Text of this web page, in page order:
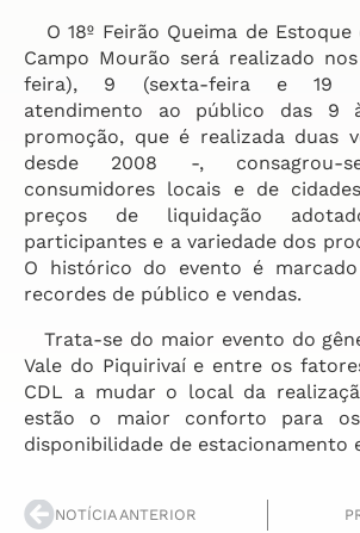
O 18º Feirão Queima de
Campo Mourão será realizado
feira), 9 (sexta-feira e 19
atendimento ao público das 9
promoção, que é realizada duas
desde 2008 -,
consumidores locais e de
preços de liquidação
participantes e a variedade dos
O histórico do evento é
recordes de público e vendas.
Trata-se do maior evento do
Vale do Piquirivaí e entre os
CDL a mudar o local da
estão o maior conforto para os
disponibilidade de estacionamento
NOTÍCIA ANTERIOR